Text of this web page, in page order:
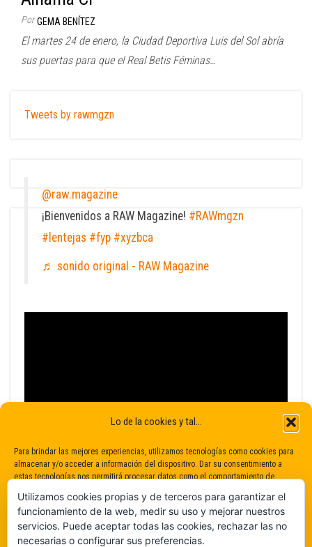
Lo de la cookies y tal...
Para brindar las mejores experiencias, utilizamos tecnologías como cookies para
almacenar y/o acceder a información del dispositivo. Dar su consentimiento a
estas tecnologías nos permitirá procesar datos como el comportamiento de
consentimiento puede afectar negativamente a determinadas características y
funciones.
Por GEMA BENÍTEZ
El martes 24 de enero, la Ciudad Deportiva Luis del Sol abría
sus puertas para que el Real Betis Féminas…
Tweets by rawmgzn
@raw.magazine
¡Bienvenidos a RAW Magazine! #RAWmgzn
#lentejas #fyp #xyzbca
♬ sonido original - RAW Magazine
Utilizamos cookies propias y de terceros para garantizar el
funcionamiento de la web, medir su uso y mejorar nuestros
servicios. Puede aceptar todas las cookies, rechazar las no
necesarias o configurar sus preferencias.